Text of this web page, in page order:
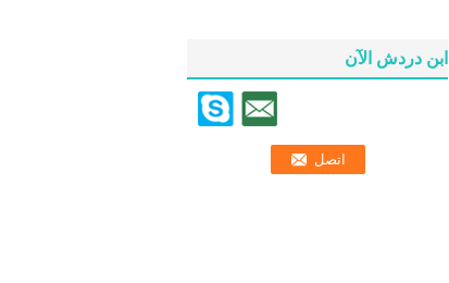
ابن دردش الآن